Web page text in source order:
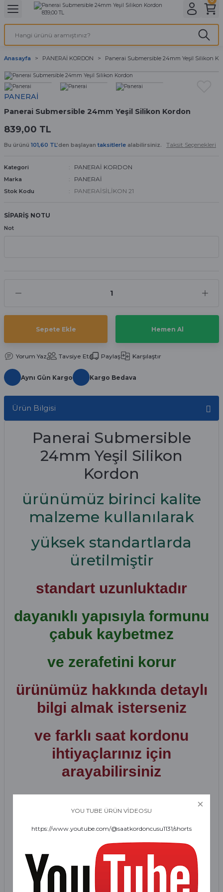
& ELEKTİRİK AYDINLATMA & ELEKTRİK
BİLGİSAYAR
OFİS MALZEMELERİ
ve Cihaz Pilleri
ÇEŞİTLERİ
ÇEŞİTLERİ
Kordon Çeşitleri
Kordonları
Kordonu
Anasayfa PANERAİ KORDON Panerai Submersible 24mm Yeşil Silikon
PANERAİ
Panerai Submersible 24mm Yeşil Silikon Kordon
839,00 TL
Bu ürünü 101,60 TL’den başlayantaksitlerle alabilirsiniz. Taksit Seçenekleri
Kategori PANERAİ KORDON
Marka PANERAİ
Stok Kodu PANERAİSİLİKON 21
SİPARİŞ NOTU
Not
Sepete Ekle Hemen Al
Yorum Yaz Tavsiye Et Paylaş Karşılaştır
Aynı Gün Kargo Kargo Bedava
Ürün Bilgisi
Panerai Submersible
24mm Yeşil Silikon
Kordon
ürünümüz birinci kalite
malzeme kullanılarak
yüksek standartlarda
üretilmiştir
standart uzunluktadır
dayanıklı yapısıyla formunu
çabuk kaybetmez
ve zerafetini korur
ürünümüz hakkında detaylı
bilgi almak isterseniz
ve farklı saat kordonu
ihtiyaçlarınız için
arayabilirsiniz
05439518503
YOU TUBE ÜRÜN VİDEOSU
https://www.youtube.com/@saatkordoncusu1131/shorts